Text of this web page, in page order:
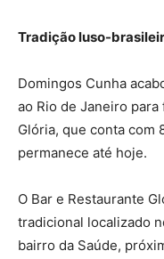
Tradição luso-
Domingos Cunha
ao Rio de Janeiro
Glória, que conta com
permanece até hoje.
O Bar e Restaurante
tradicional localizado
bairro da Saúde,